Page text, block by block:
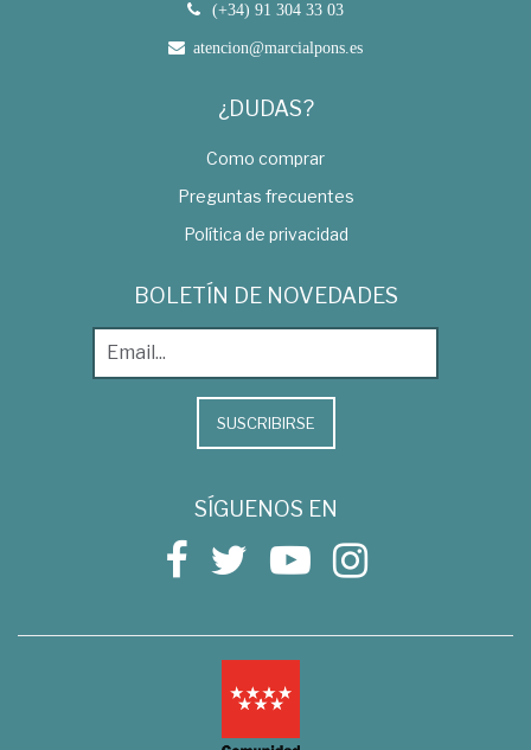
(+34) 91 304 33 03
atencion@marcialpons.es
¿DUDAS?
Como comprar
Preguntas frecuentes
Política de privacidad
BOLETÍN DE NOVEDADES
SUSCRIBIRSE
SÍGUENOS EN